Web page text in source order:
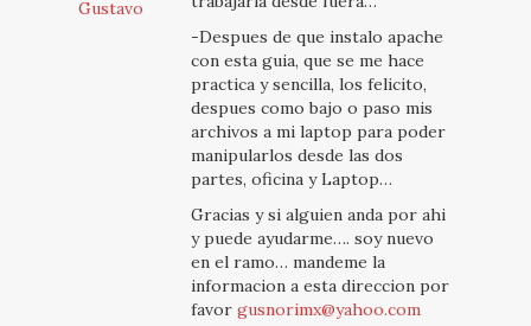
Gustavo
-Despues de que instalo apache
con esta guia, que se me hace
practica y sencilla, los felicito,
despues como bajo o paso mis
archivos a mi laptop para poder
manipularlos desde las dos
partes, oficina y Laptop…
Gracias y si alguien anda por ahi
y puede ayudarme…. soy nuevo
en el ramo… mandeme la
informacion a esta direccion por
favor gusnorimx@yahoo.com